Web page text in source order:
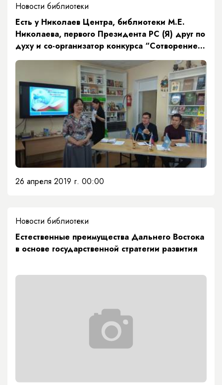
Новости библиотеки
Есть у Николаев Центра, библиотеки М.Е.
Николаева, первого Президента РС (Я) друг по
духу и со-организатор конкурса “Сотворение
будущего”
26 апреля 2019 г. 00:00
Новости библиотеки
Естественные преимущества Дальнего Востока
в основе государственной стратегии развития